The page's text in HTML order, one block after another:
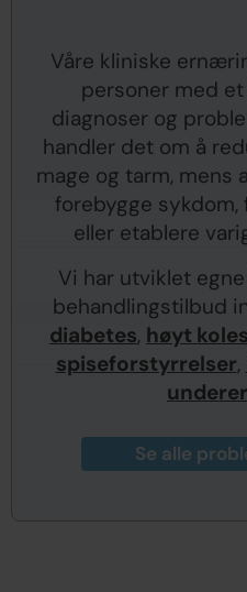
Våre kliniske
personer med
diagnoser og
handler det om å
mage og tarm, mens
forebygge
eller etablere
Vi har utviklet
behandlingstilbud
diabetes, høyt
spiseforstyrrelser,
Se alle